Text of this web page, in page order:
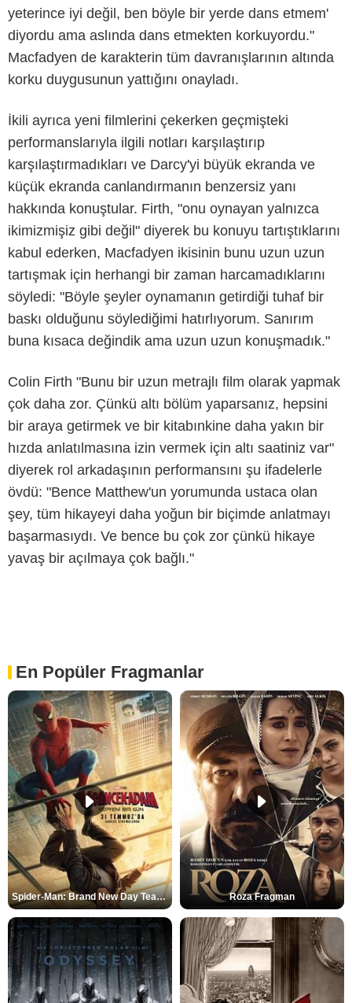
yeterince iyi değil, ben böyle bir yerde dans etmem'
diyordu ama aslında dans etmekten korkuyordu."
Macfadyen de karakterin tüm davranışlarının altında
korku duygusunun yattığını onayladı.
İkili ayrıca yeni filmlerini çekerken geçmişteki
performanslarıyla ilgili notları karşılaştırıp
karşılaştırmadıkları ve Darcy'yi büyük ekranda ve
küçük ekranda canlandırmanın benzersiz yanı
hakkında konuştular. Firth, "onu oynayan yalnızca
ikimizmişiz gibi değil" diyerek bu konuyu tartıştıklarını
kabul ederken, Macfadyen ikisinin bunu uzun uzun
tartışmak için herhangi bir zaman harcamadıklarını
söyledi: "Böyle şeyler oynamanın getirdiği tuhaf bir
baskı olduğunu söylediğimi hatırlıyorum. Sanırım
buna kısaca değindik ama uzun uzun konuşmadık."
Colin Firth "Bunu bir uzun metrajlı film olarak yapmak
çok daha zor. Çünkü altı bölüm yaparsanız, hepsini
bir araya getirmek ve bir kitabınkine daha yakın bir
hızda anlatılmasına izin vermek için altı saatiniz var"
diyerek rol arkadaşının performansını şu ifadelerle
övdü: "Bence Matthew'un yorumunda ustaca olan
şey, tüm hikayeyi daha yoğun bir biçimde anlatmayı
başarmasıydı. Ve bence bu çok zor çünkü hikaye
yavaş bir açılmaya çok bağlı."
En Popüler Fragmanlar
Spider-Man: Brand New Day Teaser Roza Fragman